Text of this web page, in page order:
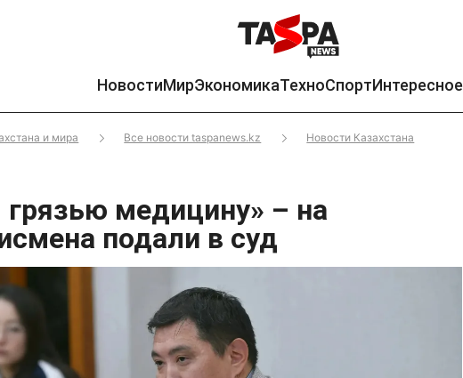
НовостиМирЭкономикаТехноСпортИнтересное
и мира Все новости taspanews.kz Новости Казахстана
грязью медицину» – на
подали в суд